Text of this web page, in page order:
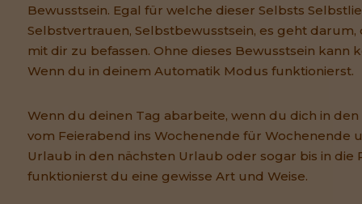
Bewusstsein. Egal für welche dieser Selbsts
Selbstvertrauen, Selbstbewusstsein, es geht darum,
mit dir zu befassen. Ohne dieses Bewusstsein kann
Wenn du in deinem Automatik Modus funktionierst.
Wenn du deinen Tag abarbeite, wenn du dich in
vom Feierabend ins Wochenende für Wochenende
Urlaub in den nächsten Urlaub oder sogar bis in die
funktionierst du eine gewisse Art und Weise.